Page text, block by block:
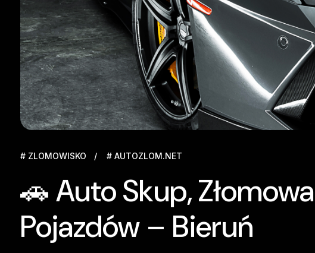
# ZLOMOWISKO # AUTOZLOM.NET
🚗 Auto Skup,
Pojazdów – Bieruń